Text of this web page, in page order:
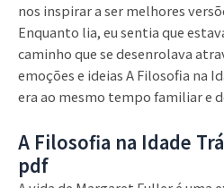
nos inspirar a ser melhores
Enquanto lia, eu sentia que
caminho que se desenrolava
emoções e ideias A Filosofia na
era ao mesmo tempo familiar e
A Filosofia na Idade
pdf